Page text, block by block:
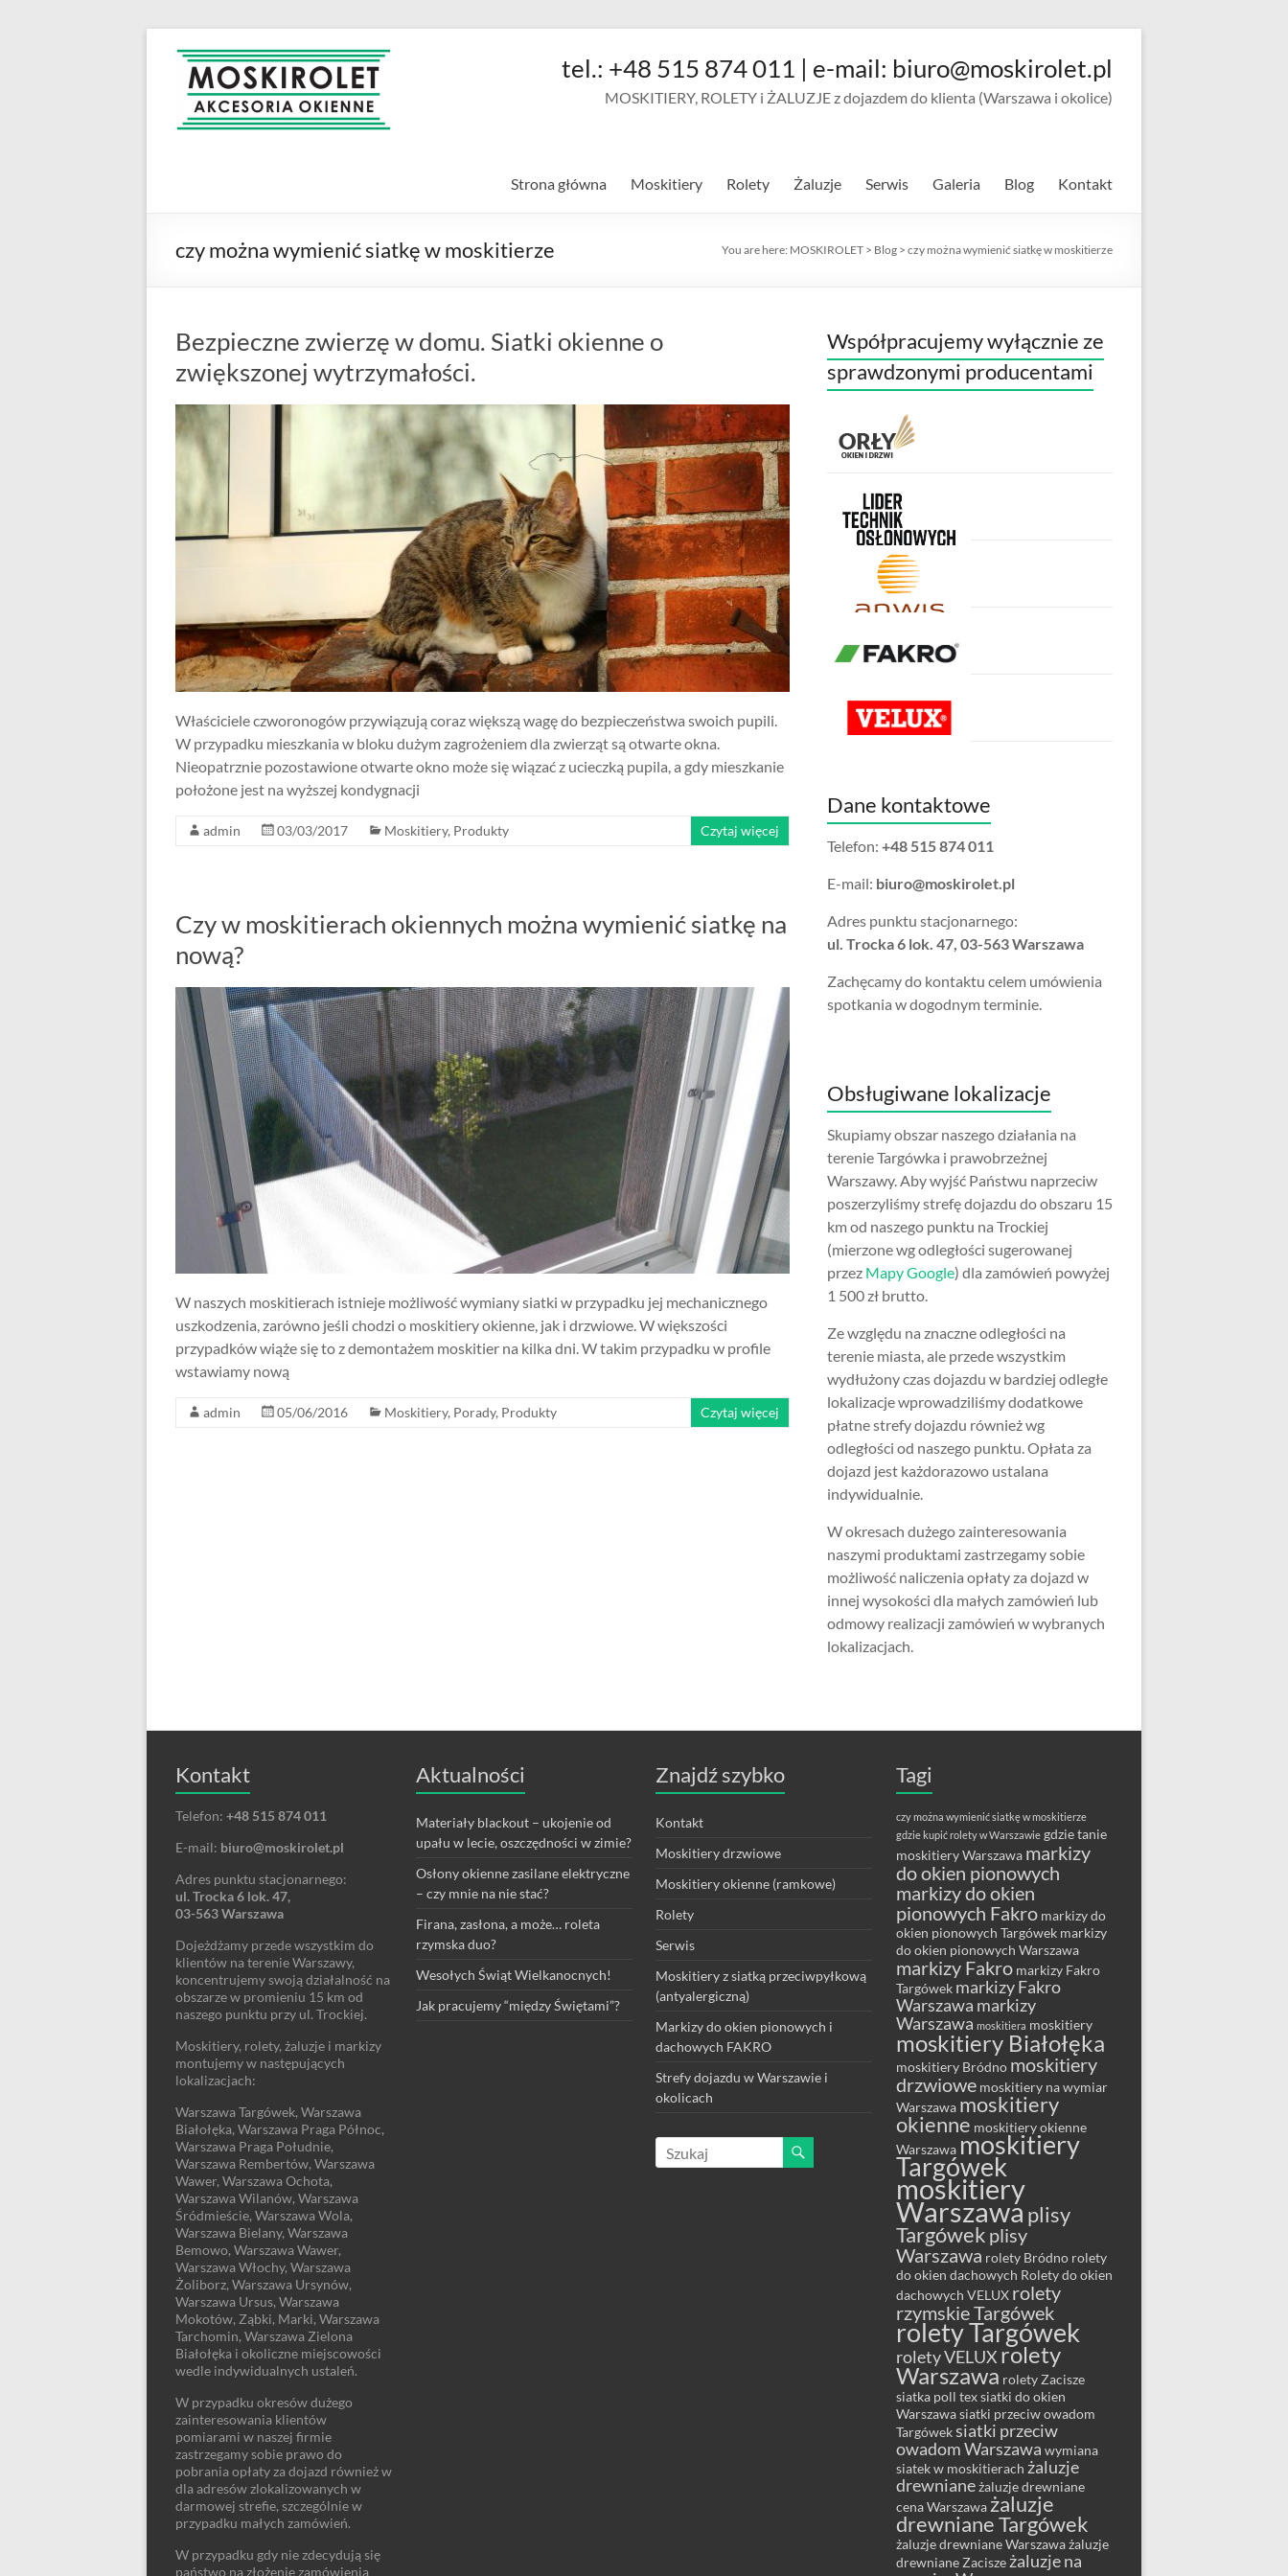
contentMOSKIROLET
siatki na
owady |
moskitiery
okienne |
drzwiowe
tel.: +48 515 874 011 | e-mail: biuro@moskirolet.pl
MOSKITIERY, ROLETY i ŻALUZJE z dojazdem do klienta (Warszawa i okolice)
Strona główna Moskitiery Rolety Żaluzje Serwis Galeria Blog Kontakt
czy można wymienić siatkę w moskitierze You are here: MOSKIROLET > Blog > czy można wymienić siatkę w moskitierze
Bezpieczne zwierzę w domu. Siatki okienne o
zwiększonej wytrzymałości.
Właściciele czworonogów przywiązują coraz większą wagę do bezpieczeństwa swoich pupili.
W przypadku mieszkania w bloku dużym zagrożeniem dla zwierząt są otwarte okna.
Nieopatrznie pozostawione otwarte okno może się wiązać z ucieczką pupila, a gdy mieszkanie
położone jest na wyższej kondygnacji
admin 03/03/2017 Moskitiery, Produkty Czytaj więcej
Czy w moskitierach okiennych można wymienić siatkę na
nową?
W naszych moskitierach istnieje możliwość wymiany siatki w przypadku jej mechanicznego
uszkodzenia, zarówno jeśli chodzi o moskitiery okienne, jak i drzwiowe. W większości
przypadków wiąże się to z demontażem moskitier na kilka dni. W takim przypadku w profile
wstawiamy nową
admin 05/06/2016 Moskitiery, Porady, Produkty Czytaj więcej
Współpracujemy wyłącznie ze
sprawdzonymi producentami
Dane kontaktowe
Telefon: +48 515 874 011
E-mail: biuro@moskirolet.pl
Adres punktu stacjonarnego:
ul. Trocka 6 lok. 47, 03-563 Warszawa
Zachęcamy do kontaktu celem umówienia
spotkania w dogodnym terminie.
Obsługiwane lokalizacje
Skupiamy obszar naszego działania na
terenie Targówka i prawobrzeżnej
Warszawy. Aby wyjść Państwu naprzeciw
poszerzyliśmy strefę dojazdu do obszaru 15
km od naszego punktu na Trockiej
(mierzone wg odległości sugerowanej
przez Mapy Google) dla zamówień powyżej
1 500 zł brutto.
Ze względu na znaczne odległości na
terenie miasta, ale przede wszystkim
wydłużony czas dojazdu w bardziej odległe
lokalizacje wprowadziliśmy dodatkowe
płatne strefy dojazdu również wg
odległości od naszego punktu. Opłata za
dojazd jest każdorazowo ustalana
indywidualnie.
W okresach dużego zainteresowania
naszymi produktami zastrzegamy sobie
możliwość naliczenia opłaty za dojazd w
innej wysokości dla małych zamówień lub
odmowy realizacji zamówień w wybranych
lokalizacjach.
Kontakt
Telefon: +48 515 874 011
E-mail: biuro@moskirolet.pl
Adres punktu stacjonarnego:
ul. Trocka 6 lok. 47,
03-563 Warszawa
Dojeżdżamy przede wszystkim do
klientów na terenie Warszawy,
koncentrujemy swoją działalność na
obszarze w promieniu 15 km od
naszego punktu przy ul. Trockiej.
Moskitiery, rolety, żaluzje i markizy
montujemy w następujących
lokalizacjach:
Warszawa Targówek, Warszawa
Białołęka, Warszawa Praga Północ,
Warszawa Praga Południe,
Warszawa Rembertów, Warszawa
Wawer, Warszawa Ochota,
Warszawa Wilanów, Warszawa
Śródmieście, Warszawa Wola,
Warszawa Bielany, Warszawa
Bemowo, Warszawa Wawer,
Warszawa Włochy, Warszawa
Żoliborz, Warszawa Ursynów,
Warszawa Ursus, Warszawa
Mokotów, Ząbki, Marki, Warszawa
Tarchomin, Warszawa Zielona
Białołęka i okoliczne miejscowości
wedle indywidualnych ustaleń.
W przypadku okresów dużego
zainteresowania klientów
pomiarami w naszej firmie
zastrzegamy sobie prawo do
pobrania opłaty za dojazd również w
dla adresów zlokalizowanych w
darmowej strefie, szczególnie w
przypadku małych zamówień.
W przypadku gdy nie zdecydują się
państwo na złożenie zamówienia
Aktualności
Materiały blackout – ukojenie od
upału w lecie, oszczędności w zimie?
Osłony okienne zasilane elektryczne
– czy mnie na nie stać?
Firana, zasłona, a może… roleta
rzymska duo?
Wesołych Świąt Wielkanocnych!
Jak pracujemy “między Świętami”?
Znajdź szybko
Kontakt
Moskitiery drzwiowe
Moskitiery okienne (ramkowe)
Rolety
Serwis
Moskitiery z siatką przeciwpyłkową
(antyalergiczną)
Markizy do okien pionowych i
dachowych FAKRO
Strefy dojazdu w Warszawie i
okolicach
Tagi
czy można wymienić siatkę w moskitierze
gdzie kupić rolety w Warszawie gdzie tanie
moskitiery Warszawa markizy
do okien pionowych
markizy do okien
pionowych Fakro markizy do
okien pionowych Targówek markizy
do okien pionowych Warszawa
markizy Fakro markizy Fakro
Targówek markizy Fakro
Warszawa markizy
Warszawa moskitiera moskitiery
moskitiery Białołęka
moskitiery Bródno moskitiery
drzwiowe moskitiery na wymiar
Warszawa moskitiery
okienne moskitiery okienne
Warszawa moskitiery
Targówek
moskitiery
Warszawa plisy
Targówek plisy
Warszawa rolety Bródno rolety
do okien dachowych Rolety do okien
dachowych VELUX rolety
rzymskie Targówek
rolety Targówek
rolety VELUX rolety
Warszawa rolety Zacisze
siatka poll tex siatki do okien
Warszawa siatki przeciw owadom
Targówek siatki przeciw
owadom Warszawa wymiana
siatek w moskitierach żaluzje
drewniane żaluzje drewniane
cena Warszawa żaluzje
drewniane Targówek
żaluzje drewniane Warszawa żaluzje
drewniane Zacisze żaluzje na